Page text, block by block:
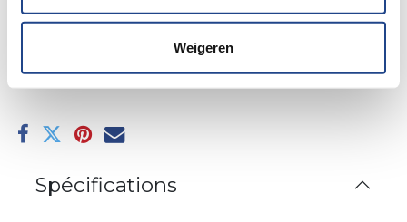
Weigeren
Ajouter à la liste de souhaits
Spécifications